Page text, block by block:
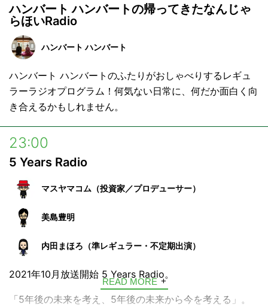
日曜の夜、ちょっとした音楽の冒険を。
ハンバート ハンバートの帰ってきたなんじゃ
らほいRadio
ハンバート ハンバート
ハンバート ハンバートのふたりがおしゃべりするレギュ
ラーラジオプログラム！何気ない日常に、何だか面白く向
き合えるかもしれません。
23:00
5 Years Radio
マスヤマコム（投資家／プロデューサー）
美島豊明
内田まほろ（準レギュラー・不定期出演）
2021年10月放送開始 5 Years Radio。
「5年後の未来を考え、5年後の未来から今を考える」。
READ MORE